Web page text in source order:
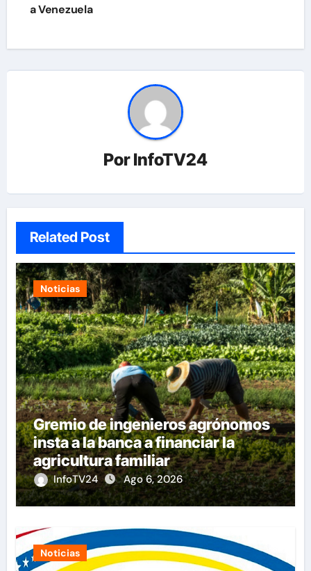
a Venezuela
PorInfoTV24
Related Post
Noticias
Gremio de ingenieros agrónomos
insta a la banca a financiar la
agricultura familiar
InfoTV24 Ago 6, 2026
Noticias